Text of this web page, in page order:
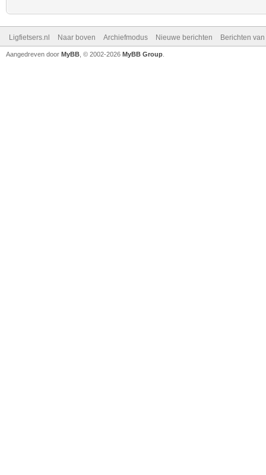
Ligfietsers.nl Naar boven Archiefmodus Nieuwe berichten Berichten
Aangedreven door MyBB , © 2002-2026 MyBB Group